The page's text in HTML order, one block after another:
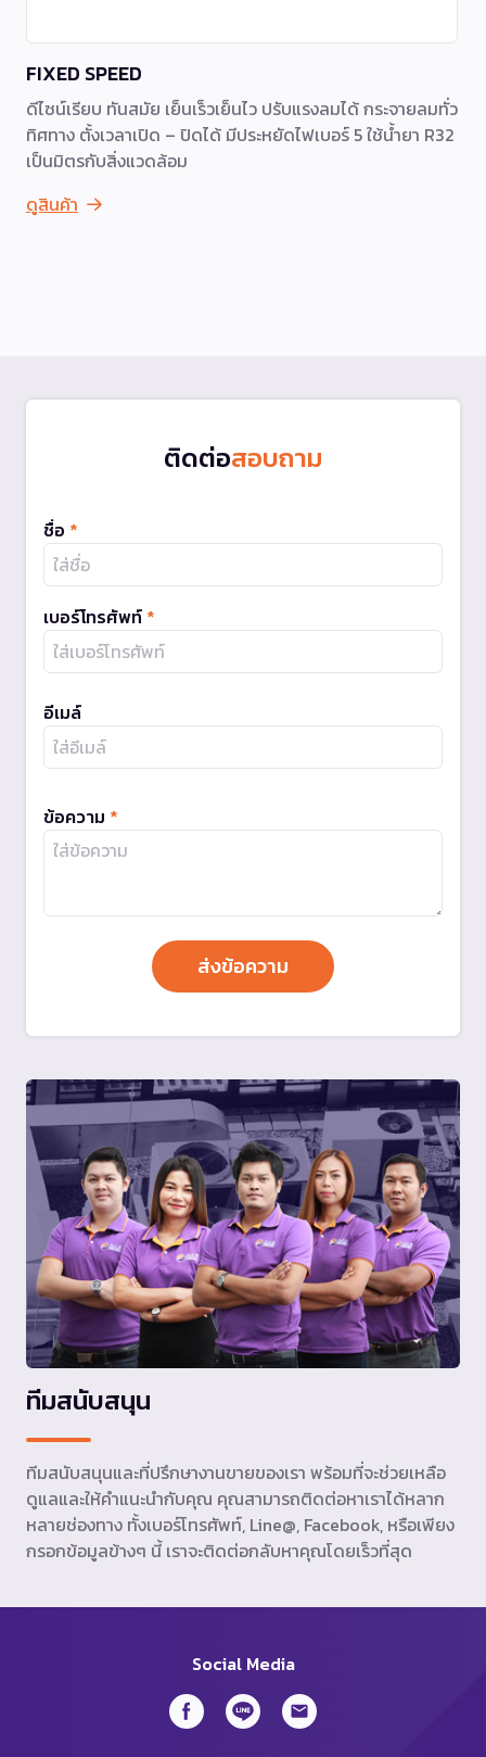
FIXED SPEED
ดีไซน์เรียบ ทันสมัย เย็นเร็วเย็นไว ปรับแรงลมได้ กระจายลมทั่ว
ทิศทาง ตั้งเวลาเปิด – ปิดได้ มีประหยัดไฟเบอร์ 5 ใช้น้ำยา R32
เป็นมิตรกับสิ่งแวดล้อม
ดูสินค้า
ติดต่อสอบถาม
ชื่อ *
เบอร์โทรศัพท์ *
อีเมล์
ข้อความ *
ทีมสนับสนุน
ทีมสนับสนุนและที่ปรึกษางานขายของเรา พร้อมที่จะช่วยเหลือ
ดูแลและให้คำแนะนำกับคุณ คุณสามารถติดต่อหาเราได้หลาก
หลายช่องทาง ทั้งเบอร์โทรศัพท์, Line@, Facebook, หรือเพียง
กรอกข้อมูลข้างๆ นี้ เราจะติดต่อกลับหาคุณโดยเร็วที่สุด
Social Media